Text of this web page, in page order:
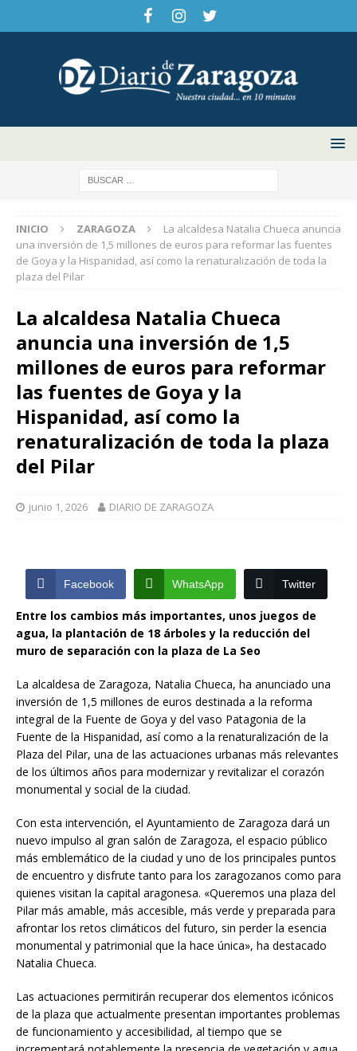
INICIO ZARAGOZA
La alcaldesa Natalia Chueca anuncia
una inversión de 1,5 millones de euros para reformar las fuentes
de Goya y la Hispanidad, así como la renaturalización de toda la
plaza del Pilar
La alcaldesa Natalia Chueca
anuncia una inversión de 1,5
millones de euros para reformar
las fuentes de Goya y la
Hispanidad, así como la
renaturalización de toda la plaza
del Pilar
junio 1, 2026 DIARIO DE ZARAGOZA
Facebook WhatsApp Twitter
Entre los cambios más importantes, unos juegos de
agua, la plantación de 18 árboles y la reducción del
muro de separación con la plaza de La Seo
La alcaldesa de Zaragoza, Natalia Chueca, ha anunciado una
inversión de 1,5 millones de euros destinada a la reforma
integral de la Fuente de Goya y del vaso Patagonia de la
Fuente de la Hispanidad, así como a la renaturalización de la
Plaza del Pilar, una de las actuaciones urbanas más relevantes
de los últimos años para modernizar y revitalizar el corazón
monumental y social de la ciudad.
Con esta intervención, el Ayuntamiento de Zaragoza dará un
nuevo impulso al gran salón de Zaragoza, el espacio público
más emblemático de la ciudad y uno de los principales puntos
de encuentro y disfrute tanto para los zaragozanos como para
quienes visitan la capital aragonesa. «Queremos una plaza del
Pilar más amable, más accesible, más verde y preparada para
afrontar los retos climáticos del futuro, sin perder la esencia
monumental y patrimonial que la hace única», ha destacado
Natalia Chueca.
Las actuaciones permitirán recuperar dos elementos icónicos
de la plaza que actualmente presentan importantes problemas
de funcionamiento y accesibilidad, al tiempo que se